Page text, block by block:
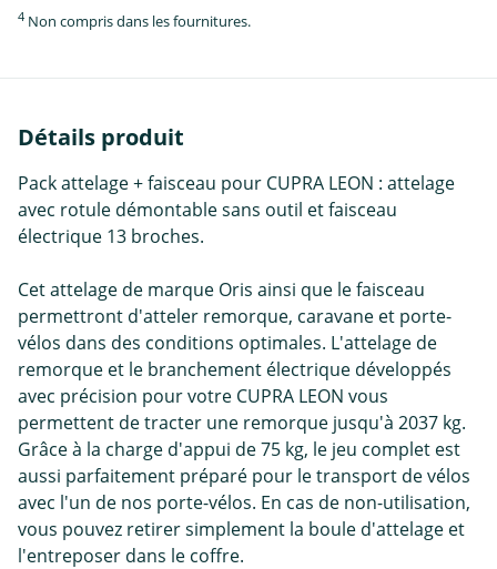
4 Non compris dans les fournitures.
Détails produit
Pack attelage + faisceau pour CUPRA LEON : attelage
avec rotule démontable sans outil et faisceau
électrique 13 broches.
Cet attelage de marque Oris ainsi que le faisceau
permettront d'atteler remorque, caravane et porte-
vélos dans des conditions optimales. L'attelage de
remorque et le branchement électrique développés
avec précision pour votre CUPRA LEON vous
permettent de tracter une remorque jusqu'à 2037 kg.
Grâce à la charge d'appui de 75 kg, le jeu complet est
aussi parfaitement préparé pour le transport de vélos
avec l'un de nos porte-vélos. En cas de non-utilisation,
vous pouvez retirer simplement la boule d'attelage et
l'entreposer dans le coffre.